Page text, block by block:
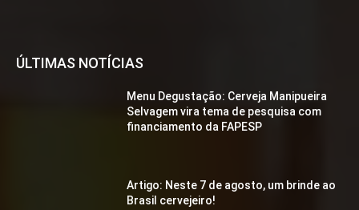
ÚLTIMAS NOTÍCIAS
Menu Degustação: Cerveja Manipueira
Selvagem vira tema de pesquisa com
financiamento da FAPESP
Artigo: Neste 7 de agosto, um brinde ao
Brasil cervejeiro!